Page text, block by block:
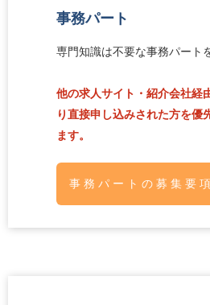
事務パート
専門知識は不要な事務パート
他の求人サイト・紹介会社経
り直接申し込みされた方を優
ます。
事務パートの募集要項